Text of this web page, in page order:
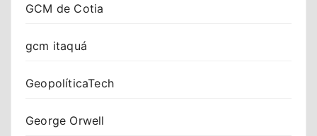
GCM de Cotia
gcm itaquá
GeopolíticaTech
George Orwell